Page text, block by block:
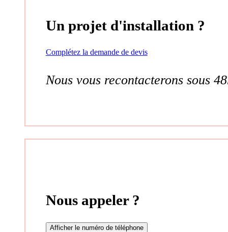
Un projet d'installation ?
Complétez la demande de devis
Nous vous recontacterons sous
Nous appeler ?
Afficher le numéro de téléphone